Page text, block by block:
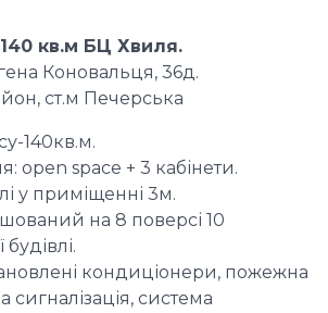
кв.м БЦ Хвиля.
Коновальця, 36д.
ст.м Печерська
140кв.м.
open space + 3 кабінети.
у приміщенні 3м.
на 8 поверсі 10
кондиціонери, пожежна
сигналізація, система